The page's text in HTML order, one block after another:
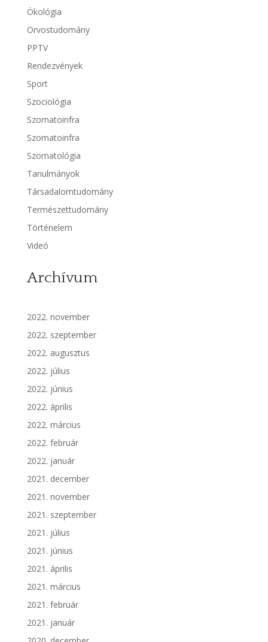
Ökológia
Orvostudomány
PPTV
Rendezvények
Sport
Szociológia
Szomatoinfra
Szomatoinfra
Szomatológia
Tanulmányok
Társadalomtudomány
Természettudomány
Történelem
Videó
Archívum
2022. november
2022. szeptember
2022. augusztus
2022. július
2022. június
2022. április
2022. március
2022. február
2022. január
2021. december
2021. november
2021. szeptember
2021. július
2021. június
2021. április
2021. március
2021. február
2021. január